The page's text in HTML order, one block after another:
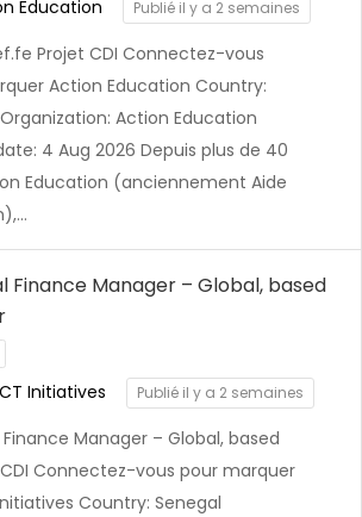
Education Publié il y a 2 semaines
Projet CDI Connectez-vous
Action Education Country:
Action Education
4 Aug 2026 Depuis plus de 40
Education (anciennement Aide
Finance Manager – Global, based
Initiatives Publié il y a 2 semaines
Manager – Global, based
Connectez-vous pour marquer
Country: Senegal